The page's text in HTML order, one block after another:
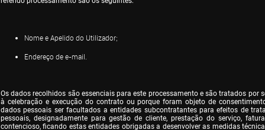
Nome e Apelido do Utilizador;
Endereço de e-mail.
Os dados recolhidos são essenciais para este processamento e são tratados por
à celebração e execução do contrato ou porque foram objeto de
dados pessoais ser facultados a entidades subcontratantes para efeitos de
pessoais, designadamente para gestão de cliente, prestação do serviço,
contencioso, ficando estas entidades obrigadas a desenvolver as medidas